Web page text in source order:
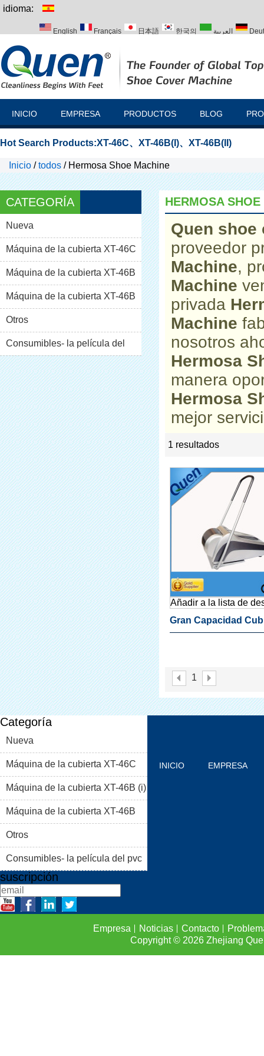
idioma:
English Français 日本語 한국의 العربية
INICIO EMPRESA PRODUCTOS BLOG
Hot Search Products:XT-46C、 XT-46B(I)、 XT-46B(II)
Inicio /todos / Hermosa Shoe Machine
CATEGORÍA
Nueva
Máquina de la cubierta XT-46C
Máquina de la cubierta XT-46B
(i)Máquina de la cubierta XT-46B
(II)
Otros
Consumibles- la película del
pvc
HERMOSA
Quen
proveedor
Machine,
Machine
privada
Machine
nosotros
Hermosa
manera
Hermosa
mejor
1 resultados
Añadir a la lista de
Gran Capacidad
1
Categoría
Nueva
Máquina de la cubierta XT-46C
Máquina de la cubierta XT-46B (i)
Máquina de la cubierta XT-46B
(II)
Otros
Consumibles- la película del pvc
suscripción
INICIO EMPRESA
Empresa Noticias Contacto
Copyright © 2026Zhejiang